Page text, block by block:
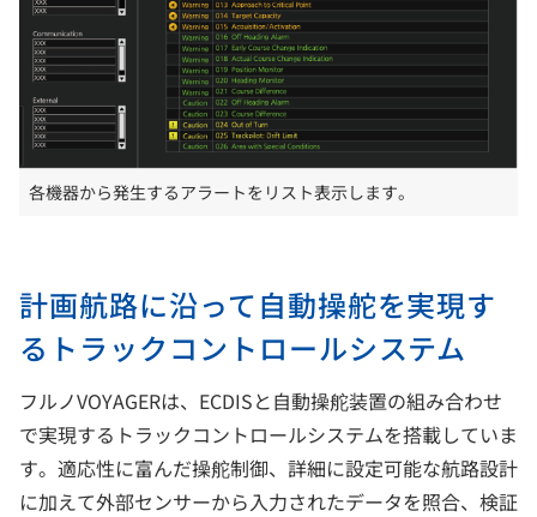
各機器から発生するアラートをリスト表示します。
計画航路に沿って自動操舵を実現す
るトラックコントロールシステム
フルノVOYAGERは、ECDISと自動操舵装置の組み合わせ
で実現するトラックコントロールシステムを搭載していま
す。適応性に富んだ操舵制御、詳細に設定可能な航路設計
に加えて外部センサーから入力されたデータを照合、検証